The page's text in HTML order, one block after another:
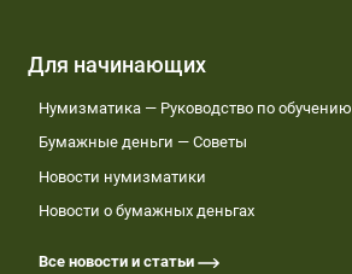
Для начинающих
Нумизматика — Руководство по обучению
Бумажные деньги — Советы
Новости нумизматики
Новости о бумажных деньгах
Все новости и статьи